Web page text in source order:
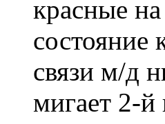
красные
состояние
связи м/д
мигает 2-й